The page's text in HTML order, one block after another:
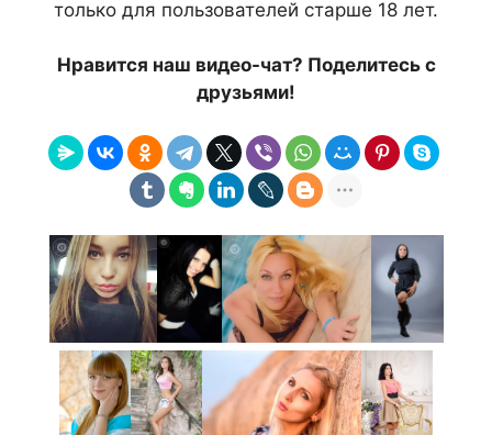
только для пользователей старше 18 лет.
Нравится наш видео-чат? Поделитесь с
друзьями!